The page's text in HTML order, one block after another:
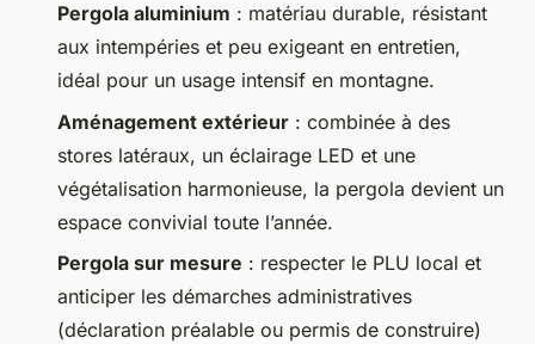
Pergola aluminium : matériau durable, résistant
aux intempéries et peu exigeant en entretien,
idéal pour un usage intensif en montagne.
Aménagement extérieur : combinée à des
stores latéraux, un éclairage LED et une
végétalisation harmonieuse, la pergola devient un
espace convivial toute l’année.
Pergola sur mesure : respecter le PLU local et
anticiper les démarches administratives
(déclaration préalable ou permis de construire)